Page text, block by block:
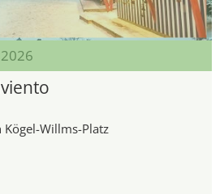
Willms-Platz